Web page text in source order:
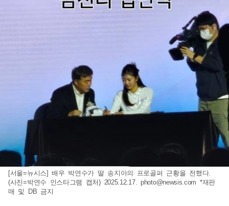
[서울=뉴시스] 배우 박연수가 딸 송지아의 프로골퍼 근황을 전했다.
(사진=박연수 인스타그램 캡처) 2025.12.17. photo@newsis.com *재판
매 및 DB 금지